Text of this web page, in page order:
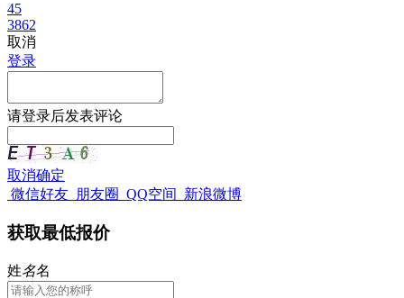
45
3862
取消
登录
请登录后发表评论
取消确定
微信好友 朋友圈 QQ空间 新浪微博
获取最低报价
姓名名